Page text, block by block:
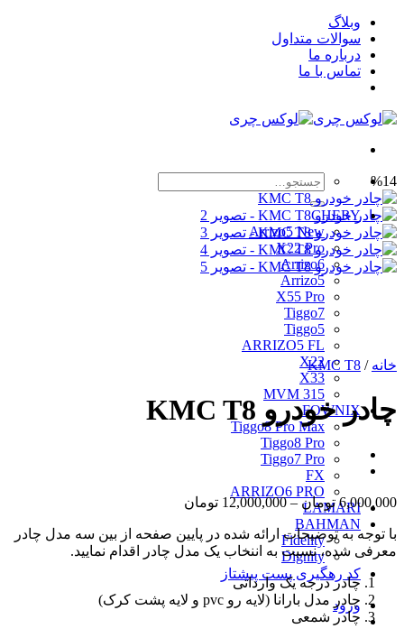
Skip
content
وبلاگ
سوالات متداول
درباره ما
تماس با ما
جستجو
برای:
CHERY
Arrizo5 New
X22 Pro
Arrizo6
Arrizo5
X55 Pro
Tiggo7
Tiggo5
ARRIZO5 FL
X22
X33
MVM 315
FOWNIX
Tiggo8 Pro Max
Tiggo8 Pro
Tiggo7 Pro
FX
ARRIZO6 PRO
LAMARI
BAHMAN
Fidelity
Dignity
کد رهگیری پست پیشتاز
ورود
%14
خانه /
KMC T8
چادر خودرو KMC T8
6,000,000 تومان –
12,000,000 تومان
6,000,000 تومان
تا
با توجه به توضیحات ارائه شده در پایین صفحه از بین سه مدل چادر
معرفی شده، نسبت به اننخاب یک مدل چادر اقدام نمایید.
چادر درجه یک وارداتی
چادر مدل بارانا (لایه رو pvc و لایه پشت کرک)
چادر شمعی